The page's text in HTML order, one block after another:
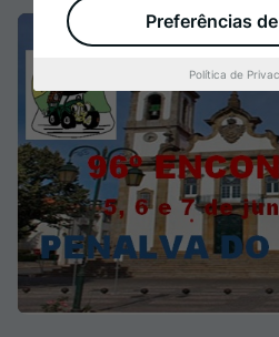
Preferências
Política de